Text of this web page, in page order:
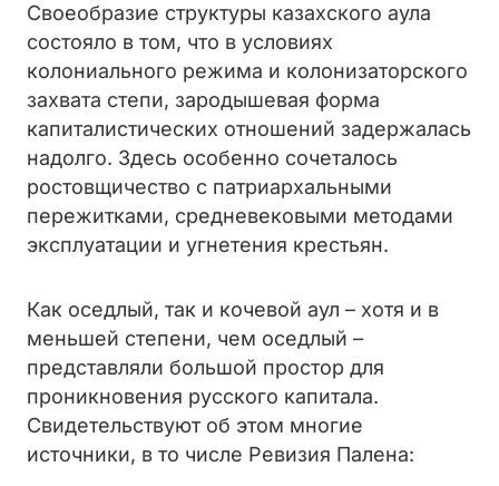
Своеобразие структуры казахского аула
состояло в том, что в условиях
колониального режима и колонизаторского
захвата степи, зародышевая форма
капиталистических отношений задержалась
надолго. Здесь особенно сочеталось
ростовщичество с патриархальными
пережитками, средневековыми методами
эксплуатации и угнетения крестьян.
Как оседлый, так и кочевой аул – хотя и в
меньшей степени, чем оседлый –
представляли большой простор для
проникновения русского капитала.
Свидетельствуют об этом многие
источники, в то числе Ревизия Палена: